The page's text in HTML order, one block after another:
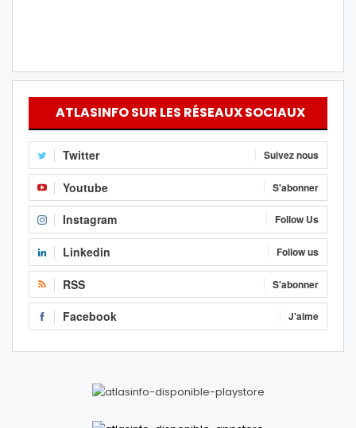
ATLASINFO SUR LES RÉSEAUX SOCIAUX
Twitter Suivez nous
Youtube S'abonner
Instagram Follow Us
Linkedin Follow us
RSS S'abonner
Facebook J'aime